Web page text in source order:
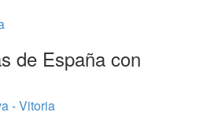
de España con
- Vitoria